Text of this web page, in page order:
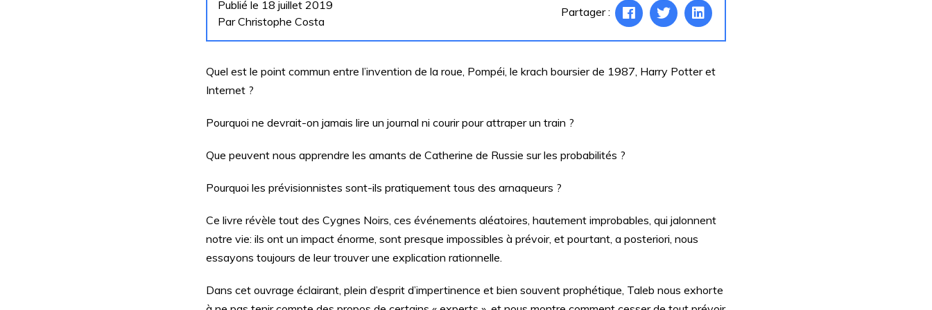
Publié le 18 juillet 2019
Par Christophe Costa
Partager :
Quel est le point commun entre l’invention de la roue, Pompéi, le krach boursier de 1987, Harry Potter et
Internet ?
Pourquoi ne devrait-on jamais lire un journal ni courir pour attraper un train ?
Que peuvent nous apprendre les amants de Catherine de Russie sur les probabilités ?
Pourquoi les prévisionnistes sont-ils pratiquement tous des arnaqueurs ?
Ce livre révèle tout des Cygnes Noirs, ces événements aléatoires, hautement improbables, qui jalonnent
notre vie: ils ont un impact énorme, sont presque impossibles à prévoir, et pourtant, a posteriori, nous
essayons toujours de leur trouver une explication rationnelle.
Dans cet ouvrage éclairant, plein d’esprit d’impertinence et bien souvent prophétique, Taleb nous exhorte